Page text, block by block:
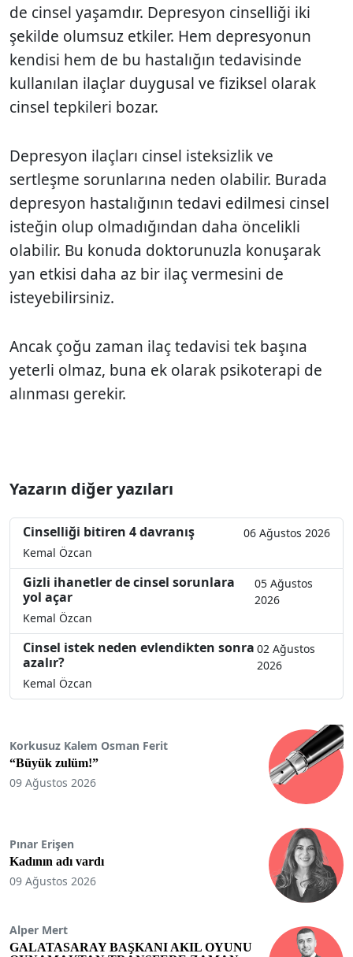
de cinsel yaşamdır. Depresyon cinselliği iki
şekilde olumsuz etkiler. Hem depresyonun
kendisi hem de bu hastalığın tedavisinde
kullanılan ilaçlar duygusal ve fiziksel olarak
cinsel tepkileri bozar.
Depresyon ilaçları cinsel isteksizlik ve
sertleşme sorunlarına neden olabilir. Burada
depresyon hastalığının tedavi edilmesi cinsel
isteğin olup olmadığından daha öncelikli
olabilir. Bu konuda doktorunuzla konuşarak
yan etkisi daha az bir ilaç vermesini de
isteyebilirsiniz.
Ancak çoğu zaman ilaç tedavisi tek başına
yeterli olmaz, buna ek olarak psikoterapi de
alınması gerekir.
Yazarın diğer yazıları
Cinselliği bitiren 4 davranış
06 Ağustos 2026
Kemal Özcan
Gizli ihanetler de cinsel sorunlara
yol açar
05 Ağustos
2026
Kemal Özcan
Cinsel istek neden evlendikten sonra
azalır?
02 Ağustos
2026
Kemal Özcan
Korkusuz Kalem Osman Ferit
“Büyük zulüm!”
09 Ağustos 2026
Pınar Erişen
Kadının adı vardı
09 Ağustos 2026
Alper Mert
GALATASARAY BAŞKANI AKIL OYUNU